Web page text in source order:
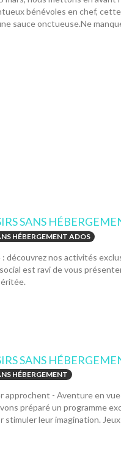
bénévoles en chef,
sauce onctueuse.Ne
SANS
HÉBERGEMENT ADOS
découvrez nos activités
est ravi de vous
SANS
HÉBERGEMENT
approchent - Aventure en
préparé un programme
leur imagination.